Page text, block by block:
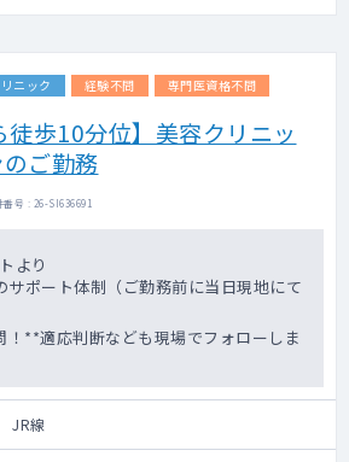
ニック 経験不問 専門医資格不問
徒歩10分位】美容クリニッ
ご勤務
号 : 26-SI636691
より
サポート体制（ご勤務前に当日現地にて
**適応判断なども現場でフォローしま
JR線